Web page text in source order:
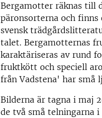
Bergamotter räknas till
päronsorterna och finns
svensk
talet. Bergamotternas
karaktäriseras av rund
fruktkött och speciell
från Vadstena' har små
Bilderna är tagna i maj
de två små telningarna